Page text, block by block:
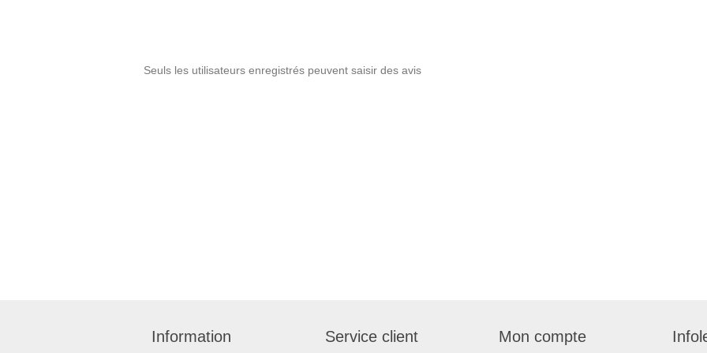
Seuls les utilisateurs enregistrés peuvent saisir des avis
Information Service client Mon compte